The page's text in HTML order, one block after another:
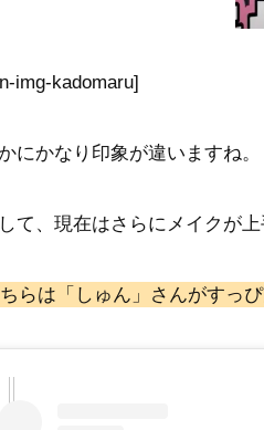
img-kadomaru]
にかなり印象が違いますね。
て、現在はさらにメイクが
らは「しゅん」さんがすっ